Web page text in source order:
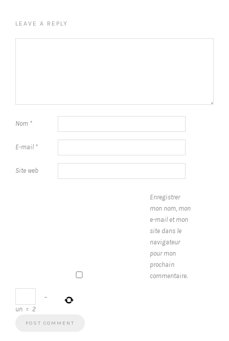
LEAVE A REPLY
Nom *
E-mail *
Site web
Enregistrer
mon nom, mon
e-mail et mon
site dans le
navigateur
pour mon
prochain
commentaire.
−
un = 2